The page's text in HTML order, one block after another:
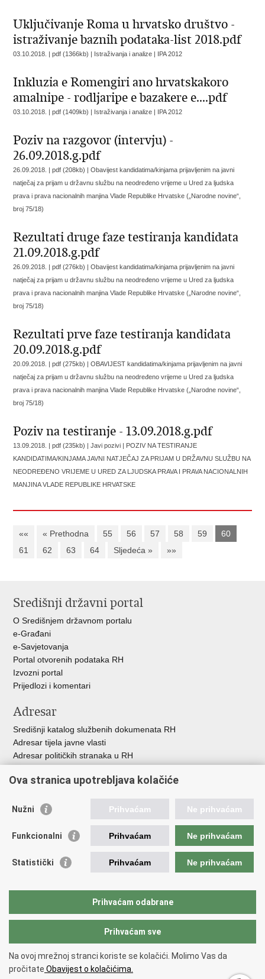
Uključivanje Roma u hrvatsko društvo -
istraživanje baznih podataka-list 2018.pdf
03.10.2018. | pdf (1366kb) | Istraživanja i analize | IPA 2012
Inkluzia e Romengiri ano hrvatskakoro
amalnipe - rodljaripe e bazakere e....pdf
03.10.2018. | pdf (1409kb) | Istraživanja i analize | IPA 2012
Poziv na razgovor (intervju) -
26.09.2018.g.pdf
26.09.2018. | pdf (208kb) |Obavijest kandidatima/kinjama prijavljenim na javni
natječaj za prijam u državnu službu na neodređeno vrijeme u Ured za ljudska
prava i prava nacionalnih manjina Vlade Republike Hrvatske („Narodne novine“,
broj 75/18)
Rezultati druge faze testiranja kandidata
21.09.2018.g.pdf
26.09.2018. | pdf (276kb) |Obavijest kandidatima/kinjama prijavljenim na javni
natječaj za prijam u državnu službu na neodređeno vrijeme u Ured za ljudska
prava i prava nacionalnih manjina Vlade Republike Hrvatske („Narodne novine“,
broj 75/18)
Rezultati prve faze testiranja kandidata
20.09.2018.g.pdf
20.09.2018. | pdf (275kb) |OBAVIJEST kandidatima/kinjama prijavljenim na javni
natječaj za prijam u državnu službu na neodređeno vrijeme u Ured za ljudska
prava i prava nacionalnih manjina Vlade Republike Hrvatske („Narodne novine“,
broj 75/18)
Poziv na testiranje - 13.09.2018.g.pdf
13.09.2018. | pdf (235kb) | Javi pozivi | POZIV NA TESTIRANJE
KANDIDATIMA/KINJAMA JAVNI NATJEČAJ ZA PRIJAM U DRŽAVNU SLUŽBU NA
NEODREĐENO VRIJEME U URED ZA LJUDSKA PRAVA I PRAVA NACIONALNIH
MANJINA VLADE REPUBLIKE HRVATSKE
«« « Prethodna 55 56 57 58 59
60
61
62 63 64 Sljedeća » »»
Središnji državni portal
O Središnjem državnom portalu
e-Građani
e-Savjetovanja
Portal otvorenih podataka RH
Izvozni portal
Prijedlozi i komentari
Adresar
Središnji katalog službenih dokumenata RH
Adresar tijela javne vlasti
Adresar političkih stranaka u RH
Besplatni telefoni javne uprave
Važne poveznice
Vlada Republike Hrvatske
Savjet za nacionalne manjine
Okvirna konvencija za zaštitu nacionalnih manjina
Ured zastupnika RH pred Eur.sudom za ljudska prava
Copyright © 2026 Ured za ljudska prava i prava nacionalnih manjina.
Uvjeti korištenja.
Ova stranica upotrebljava kolačiće
Nužni Prihvaćam Ne prihvaćam
Funkcionalni Prihvaćam Ne prihvaćam
Statistički Prihvaćam Ne prihvaćam
Prihvaćam odabrane
Prihvaćam sve
Na ovoj mrežnoj stranci koriste se kolačići. Molimo Vas da
pročitate Obavijest o kolačićima.